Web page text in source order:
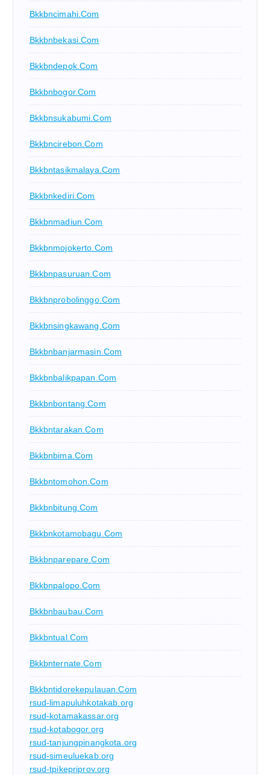
Bkkbncimahi.com
Bkkbnbekasi.com
Bkkbndepok.com
Bkkbnbogor.com
Bkkbnsukabumi.com
Bkkbncirebon.com
Bkkbntasikmalaya.com
Bkkbnkediri.com
Bkkbnmadiun.com
Bkkbnmojokerto.com
Bkkbnpasuruan.com
Bkkbnprobolinggo.com
Bkkbnsingkawang.com
Bkkbnbanjarmasin.com
Bkkbnbalikpapan.com
Bkkbnbontang.com
Bkkbntarakan.com
Bkkbnbima.com
Bkkbntomohon.com
Bkkbnbitung.com
Bkkbnkotamobagu.com
Bkkbnparepare.com
Bkkbnpalopo.com
Bkkbnbaubau.com
Bkkbntual.com
Bkkbnternate.com
Bkkbntidorekepulauan.com
rsud-limapuluhkotakab.org
rsud-kotamakassar.org
rsud-kotabogor.org
rsud-tanjungpinangkota.org
rsud-simeuluekab.org
rsud-tpikepriprov.org